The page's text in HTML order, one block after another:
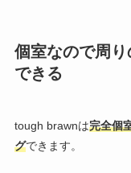
個室なので周
できる
tough brawnは完全個
グできます。